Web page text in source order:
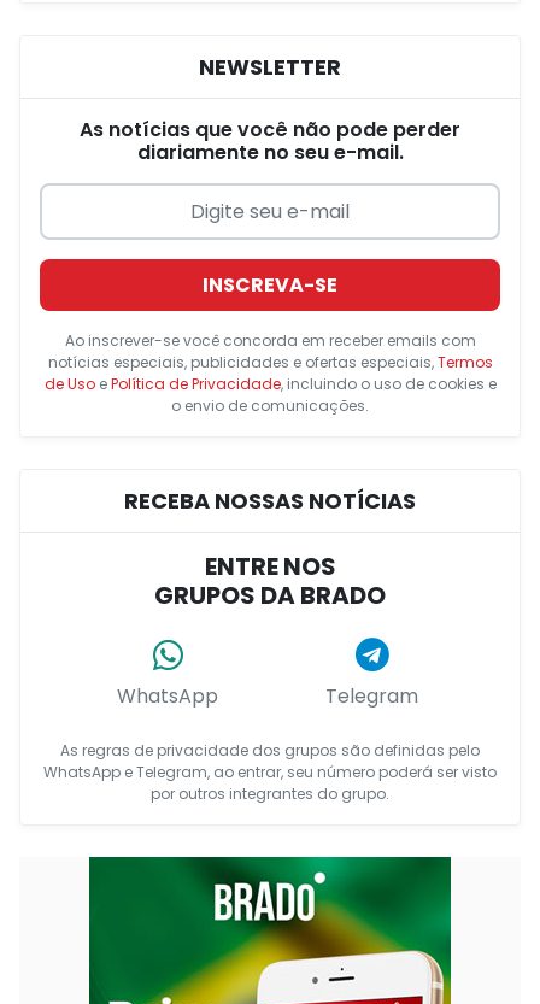
NEWSLETTER
As notícias que você não pode perder
diariamente no seu e-mail.
INSCREVA-SE
Ao inscrever-se você concorda em receber emails com
notícias especiais, publicidades e ofertas especiais,Termos
de UsoePolítica de Privacidade, incluindo o uso de cookies e
o envio de comunicações.
RECEBA NOSSAS NOTÍCIAS
ENTRE NOS
GRUPOS DA BRADO
WhatsApp Telegram
As regras de privacidade dos grupos são definidas pelo
WhatsApp e Telegram, ao entrar, seu número poderá ser visto
por outros integrantes do grupo.